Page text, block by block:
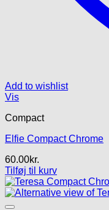
Add to wishlist
Vis
Compact
Elfie Compact Chrome
60.00kr.
Tilføj til kurv